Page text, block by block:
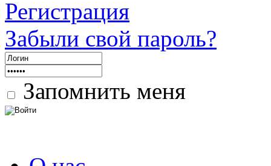
Регистрация
Забыли свой пароль?
Запомнить меня